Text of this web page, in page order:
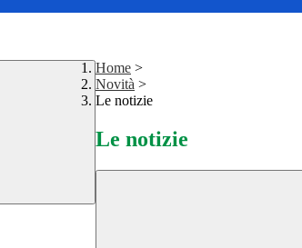
Home >
Novità >
Le notizie
Le notizie